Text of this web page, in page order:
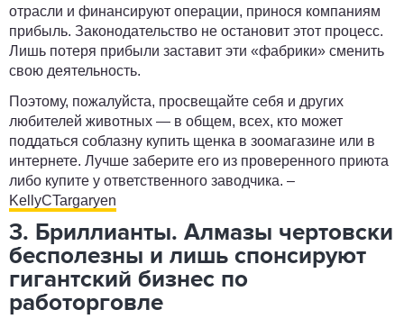
отрасли и финансируют операции, принося компаниям
прибыль. Законодательство не остановит этот процесс.
Лишь потеря прибыли заставит эти «фабрики» сменить
свою деятельность.
Поэтому, пожалуйста, просвещайте себя и других
любителей животных — в общем, всех, кто может
поддаться соблазну купить щенка в зоомагазине или в
интернете. Лучше заберите его из проверенного приюта
либо купите у ответственного заводчика. –
KellyCTargaryen
3. Бриллианты. Алмазы чертовски
бесполезны и лишь спонсируют
гигантский бизнес по
работорговле